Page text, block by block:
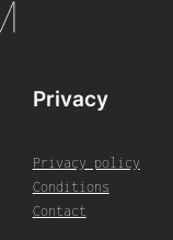
Privacy
Privacy policy
Conditions
Contact